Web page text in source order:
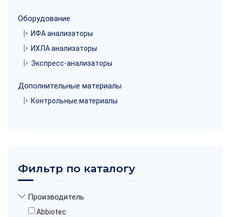
Оборудование
ИФА анализаторы
ИХЛА анализаторы
Экспресс-анализаторы
Дополнительные материалы
Контрольные материалы
Фильтр по каталогу
Производитель
Abbiotec